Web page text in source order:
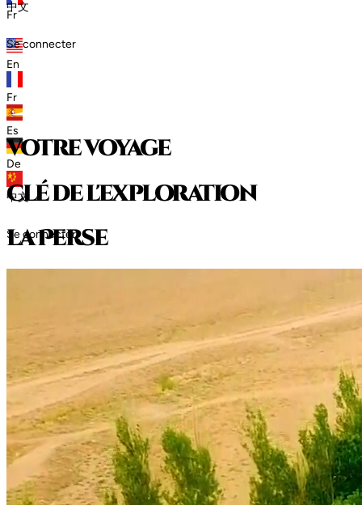
Fr
En
Fr
Es
De
中文
Se connecter
中文
Se connecter
votre voyage
clé de l'exploration
laPerse